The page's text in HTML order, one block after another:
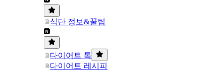
식단 정보&꿀팁
다이어트 톡
다이어트 레시피